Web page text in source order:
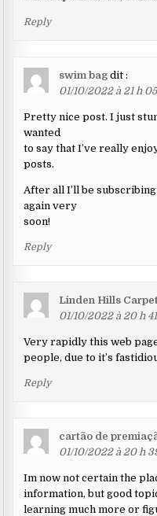
Reply
swim bag dit :
01/10/2022 à 21 h
Pretty nice post. I just
wanted
to say that I’ve really
posts.
After all I’ll be
again very
soon!
Reply
Linden Hills
01/10/2022 à 20 h
Very rapidly this web
people, due to it’s
Reply
cartão de
01/10/2022 à 20 h
Im now not certain the
information, but good
learning much more or